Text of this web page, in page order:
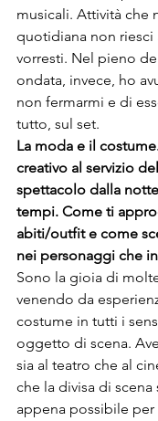
musicali. Attività che
quotidiana non riesci
vorresti. Nel pieno
ondata, invece, ho
non fermarmi e di
tutto, sul set.
La moda e il
creativo al servizio
spettacolo dalla
tempi. Come ti
abiti/outfit e come
nei personaggi che
Sono la gioia di
venendo da
costume in tutti i
oggetto di scena.
sia al teatro che al
che la divisa di scena
appena possibile